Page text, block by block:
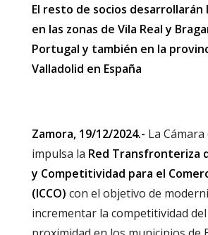
El resto de socios desarrollarán
en las zonas de Vila Real y
Portugal y también en la
Valladolid en España
Zamora, 19/12/2024.- La
impulsa la Red Transfronteriza
y Competitividad para el
(ICCO) con el objetivo de
incrementar la competitividad